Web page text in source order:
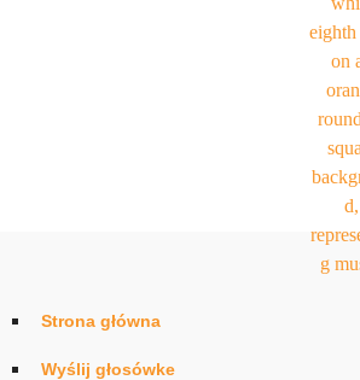
Strona główna
Wyślij głosówke